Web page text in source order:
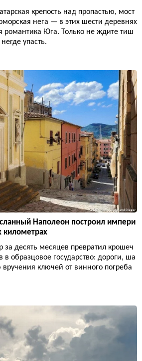
крепость над пропастью, мост
нега — в этих шести деревнях
романтика Юга. Только не ждите тиш
упасть.
Наполеон построил импери
километрах
за десять месяцев превратил крошеч
в образцовое государство: дороги, ша
ключей от винного погреба